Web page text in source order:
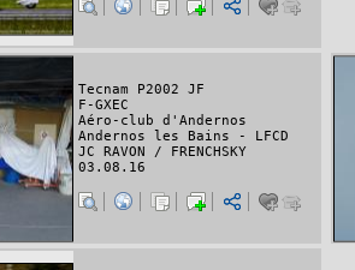
Tecnam P2002 JF
F-GXEC
Aéro-club d'Andernos
Andernos les Bains - LFCD
JC RAVON / FRENCHSKY
03.08.16